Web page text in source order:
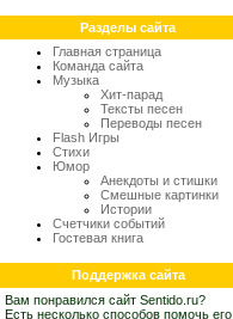
Разделы сайта
Главная страница
Команда сайта
Музыка
Хит-парад
Тексты песен
Переводы песен
Flash Игры
Стихи
Юмор
Анекдоты и стишки
Смешные картинки
Истории
Счетчики событий
Гостевая книга
Поддержка сайта
Вам понравился сайт Sentido.ru?
Есть несколько способов помочь его